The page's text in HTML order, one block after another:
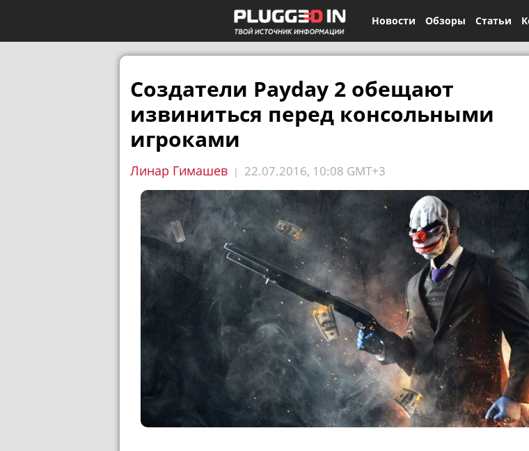
Новости Обзоры Статьи
Создатели Payday 2 обещают
извиниться перед консольными
игроками
Линар Гимашев | 22.07.2016, 10:08 GMT+3